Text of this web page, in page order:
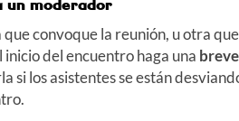
un moderador
que convoque la reunión, u otra
inicio del encuentro haga una
si los asistentes se están